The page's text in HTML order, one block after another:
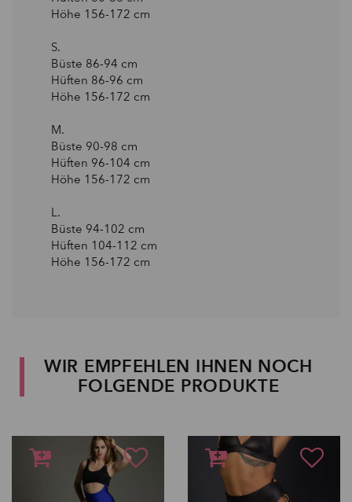
Höhe 156-172 сm
S.
Büste 86-94 сm
Hüften 86-96 сm
Höhe 156-172 сm
M.
Büste 90-98 сm
Hüften 96-104 сm
Höhe 156-172 сm
L.
Büste 94-102 сm
Hüften 104-112 сm
Höhe 156-172 сm
WIR EMPFEHLEN IHNEN NOCH
FOLGENDE PRODUKTE